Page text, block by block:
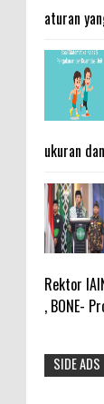
aturan
ukuran
Rektor
, BONE-
SIDE ADS